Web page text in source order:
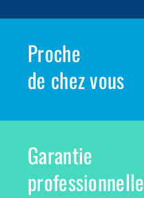
Proche
de chez vous
Garantie
professionnelle